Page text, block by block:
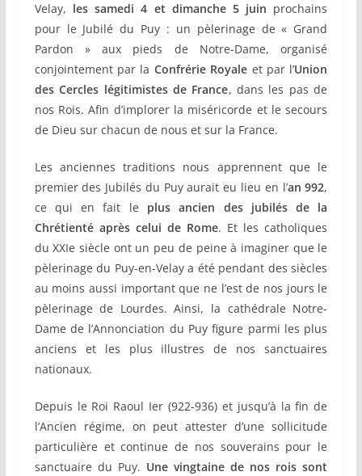
Velay, les samedi 4 et dimanche 5 juin prochains
pour le Jubilé du Puy : un pèlerinage de « Grand
Pardon » aux pieds de Notre-Dame, organisé
conjointement par la Confrérie Royale et par l’Union
des Cercles légitimistes de France, dans les pas de
nos Rois. Afin d’implorer la miséricorde et le secours
de Dieu sur chacun de nous et sur la France.
Les anciennes traditions nous apprennent que le
premier des Jubilés du Puy aurait eu lieu en l’an 992,
ce qui en fait le plus ancien des jubilés de la
Chrétienté après celui de Rome. Et les catholiques
du XXIe siècle ont un peu de peine à imaginer que le
pèlerinage du Puy-en-Velay a été pendant des siècles
au moins aussi important que ne l’est de nos jours le
pèlerinage de Lourdes. Ainsi, la cathédrale Notre-
Dame de l’Annonciation du Puy figure parmi les plus
anciens et les plus illustres de nos sanctuaires
nationaux.
Depuis le Roi Raoul Ier (922-936) et jusqu’à la fin de
l’Ancien régime, on peut attester d’une sollicitude
particulière et continue de nos souverains pour le
sanctuaire du Puy. Une vingtaine de nos rois sont